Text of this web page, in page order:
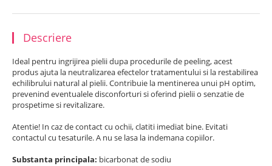
Descriere
Ideal pentru ingrijirea pielii dupa procedurile de peeling, acest
produs ajuta la neutralizarea efectelor tratamentului si la restabilirea
echilibrului natural al pielii. Contribuie la mentinerea unui pH optim,
prevenind eventualele disconforturi si oferind pielii o senzatie de
prospetime si revitalizare.
Atentie! In caz de contact cu ochii, clatiti imediat bine. Evitati
contactul cu tesaturile. A nu se lasa la indemana copiilor.
Substanta principala: bicarbonat de sodiu